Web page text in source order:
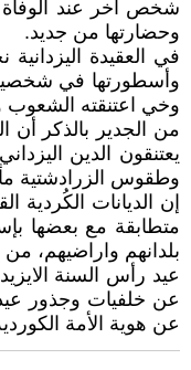
وحضارتها من جديد.
وأسطورتها في شخصية
وخي اعتنقته الشعوب والأقوام
من الجدير بالذكر أن
يعتنقون الدين
وطقوس الزرادشتية
إن الديانات الكُردية
متطابقة مع بعضها
بلدانهم واراضيهم،
عن خلفيات وجذور
عن هوية الأمة